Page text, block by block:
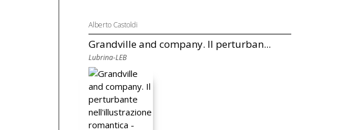
Alberto Castoldi
Grandville and company. Il perturban...
Lubrina-LEB